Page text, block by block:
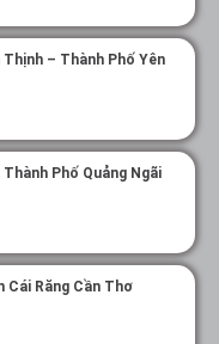
– Thành Phố Yên
Phố Quảng Ngãi
Cái Răng Cần Thơ